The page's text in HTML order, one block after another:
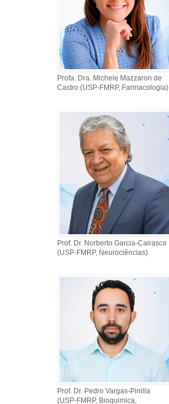
Profa. Dra. Michele Mazzaron de
Castro (USP-FMRP, Farmacologia)
Prof. Dr. Norberto Garcia-Cairasco
(USP-FMRP, Neurociências)
Prof. Dr. Pedro Vargas-Pinilla
(USP-FMRP, Bioquimica,